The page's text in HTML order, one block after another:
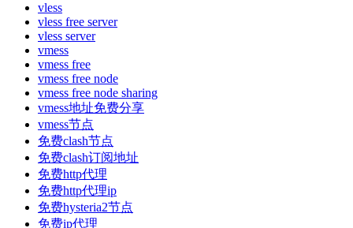
vless
vless free server
vless server
vmess
vmess free
vmess free node
vmess free node sharing
vmess地址免费分享
vmess节点
免费clash节点
免费clash订阅地址
免费http代理
免费http代理ip
免费hysteria2节点
免费ip代理